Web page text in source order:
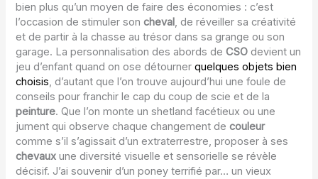
bien plus qu’un moyen de faire des économies : c’est
l’occasion de stimuler soncheval, de réveiller sa créativité
et de partir à la chasse au trésor dans sa grange ou son
garage. La personnalisation des abords deCSO devient un
jeu d’enfant quand on ose détournerquelques objets bien
choisis, d’autant que l’on trouve aujourd’hui une foule de
conseils pour franchir le cap du coup de scie et de la
peinture. Que l’on monte un shetland facétieux ou une
jument qui observe chaque changement decouleur
comme s’il s’agissait d’un extraterrestre, proposer à ses
chevaux une diversité visuelle et sensorielle se révèle
décisif. J’ai souvenir d’un poney terrifié par… un vieux